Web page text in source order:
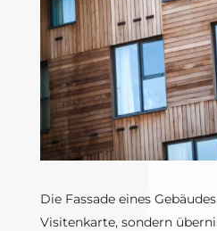
Die Fassade eines
Visitenkarte, sondern